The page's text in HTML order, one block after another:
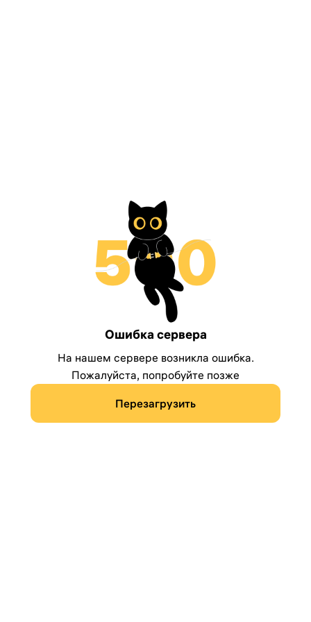
Ошибка сервера
На нашем сервере возникла ошибка.
Пожалуйста, попробуйте позже
Перезагрузить